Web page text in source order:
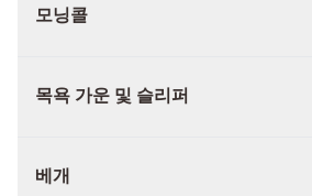
모닝콜
목욕 가운 및 슬리퍼
베개